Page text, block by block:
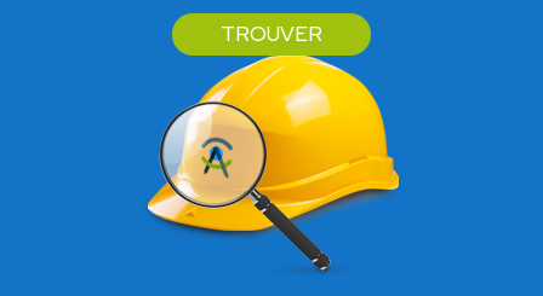
TROUVER